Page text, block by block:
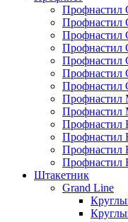
Профнастил
Профнастил
Профнастил
Профнастил
Профнастил
Профнастил
Профнастил
Профнастил
Профнастил
Профнастил
Профнастил
Штакетник
Grand Line